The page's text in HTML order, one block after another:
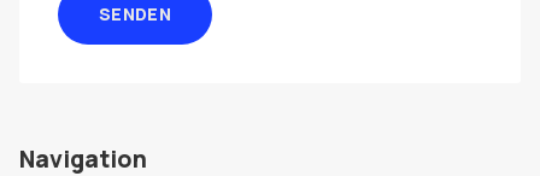
SENDEN
Navigation